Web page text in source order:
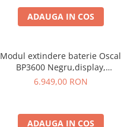
ADAUGA IN COS
Modul extindere baterie Oscal
BP3600 Negru,display,
compatibil cu Oscal
6.949,00 RON
ADAUGA IN COS